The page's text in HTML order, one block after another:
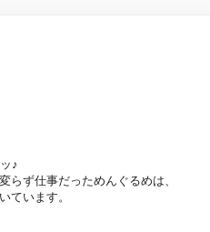
♪
らず仕事だっためんぐるめは、
ています。